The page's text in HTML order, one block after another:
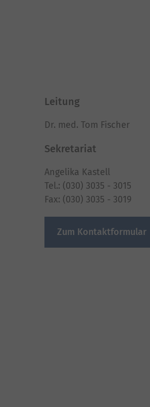
Leitung
Dr. med. Tom Fischer
Sekretariat
Angelika Kastell
Tel.: (030) 3035 - 3015
Fax: (030) 3035 - 3019
Zum Kontaktformular